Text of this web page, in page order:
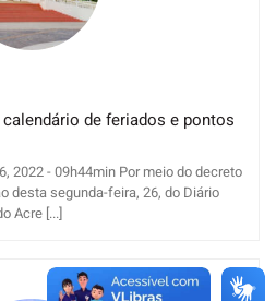
de feriados e pontos
2022 - 09h44min Por meio do decreto
desta segunda-feira, 26, do Diário
Acre [...]